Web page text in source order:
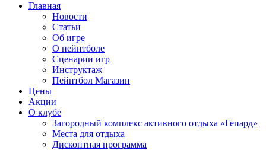
Главная
Новости
Статьи
Об игре
О пейнтболе
Сценарии игр
Инструктаж
Пейнтбол Магазин
Цены
Акции
О клубе
Загородный комплекс активного отдыха «Гепард»
Места для отдыха
Дисконтная программа